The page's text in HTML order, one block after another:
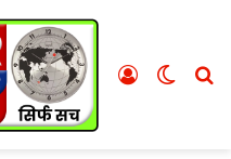
Switch
Log